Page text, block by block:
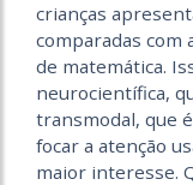
crianças
comparadas com
de matemática.
neurocientífica,
transmodal, que
focar a atenção
maior interesse.